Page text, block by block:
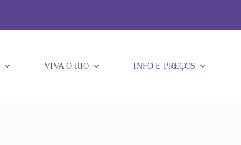
VIVA O RIO INFO E PREÇOS